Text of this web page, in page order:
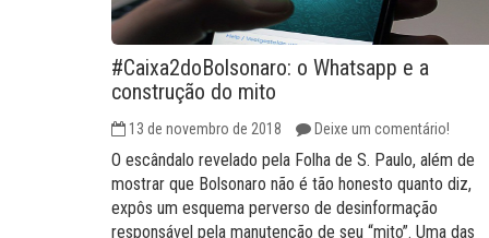
#Caixa2doBolsonaro: o Whatsapp e a
construção do mito
13 de novembro de 2018 Deixe um comentário!
O escândalo revelado pela Folha de S. Paulo, além de
mostrar que Bolsonaro não é tão honesto quanto diz,
expôs um esquema perverso de desinformação
responsável pela manutenção de seu “mito”. Uma das